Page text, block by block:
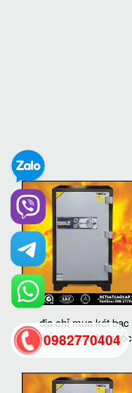
địa chỉ mua két bạc
chống đập toàn quốc
0982770404